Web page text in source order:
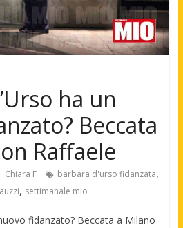
ha un
Beccata
Raffaele
Chiara F barbara d'urso fidanzata,
, settimanale mio
fidanzato? Beccata a Milano